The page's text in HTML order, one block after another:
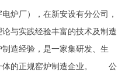
厂），在新安设有分公司，
与实践经验丰富的技术及制造
造经验，是一家集研发、生
体的正规窑炉制造企业。 公